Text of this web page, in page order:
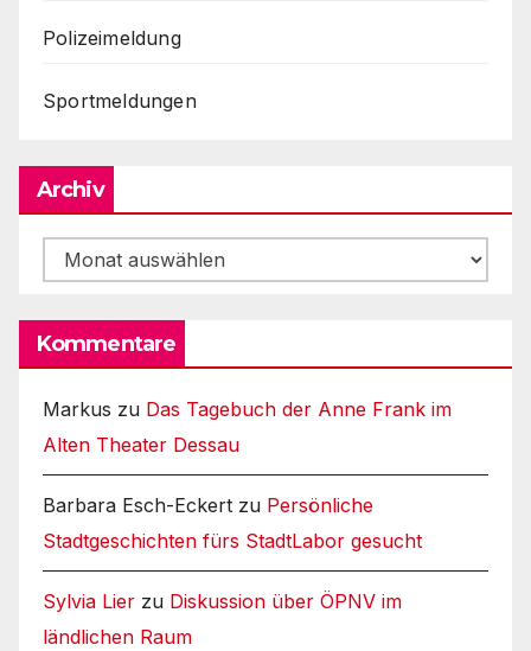
Polizeimeldung
Sportmeldungen
Archiv
Archiv
Kommentare
Markus zu Das Tagebuch der Anne Frank im
Alten Theater Dessau
Barbara Esch-Eckert zu Persönliche
Stadtgeschichten fürs StadtLabor gesucht
Sylvia Lier zu Diskussion über ÖPNV im
ländlichen Raum